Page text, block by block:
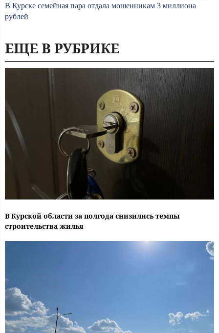
В Курске семейная пара отдала мошенникам 3 миллиона
рублей
ЕЩЕ В РУБРИКЕ
В Курской области за полгода снизились темпы
строительства жилья